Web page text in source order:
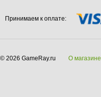
Принимаем к оплате:
© 2026 GameRay.ru О магазине